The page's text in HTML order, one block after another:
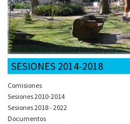
SESIONES 2014-2018
Comisiones
Sesiones 2010-2014
Sesiones 2018 - 2022
Documentos